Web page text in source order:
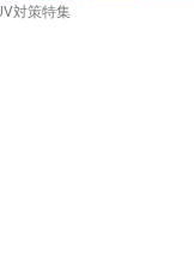
対策特集